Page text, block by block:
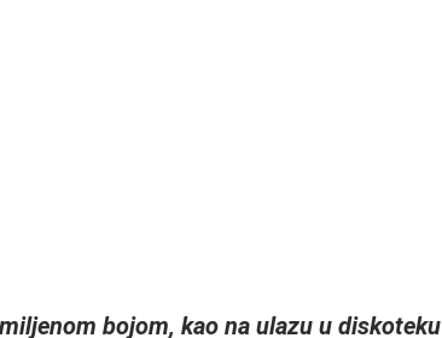
bojom, kao na ulazu u diskoteku